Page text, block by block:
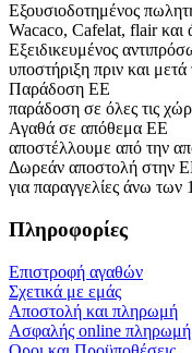
Εξουσιοδοτημένος
Wacaco, Cafelat, flair και
Εξειδικευμένος
υποστήριξη πριν και
Παράδοση ΕΕ
παράδοση σε όλες τις
Αγαθά σε απόθεμα ΕΕ
αποστέλλουμε από την
Δωρεάν αποστολή στην
για παραγγελίες άνω των
Πληροφορίες
Επιστροφή αγαθών
Σχετικά με εμάς
Αποστολή και πληρωμή
Ασφαλής online